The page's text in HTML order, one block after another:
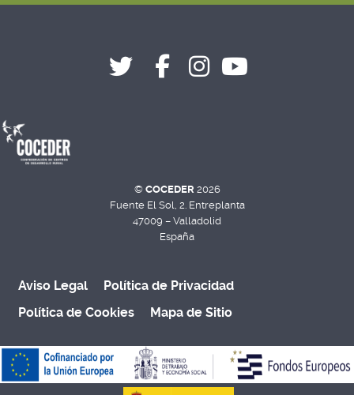
© COCEDER 2026
Fuente El Sol, 2. Entreplanta
47009 – Valladolid
España
Aviso Legal
Política de Privacidad
Política de Cookies
Mapa de Sitio